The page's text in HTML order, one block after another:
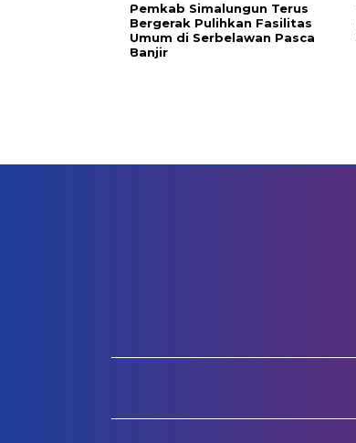
Pemkab Simalungun Terus
Bergerak Pulihkan Fasilitas
Umum di Serbelawan Pasca
Banjir